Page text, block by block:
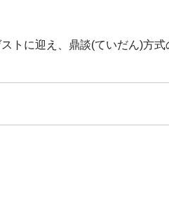
に迎え、鼎談(ていだん)方式